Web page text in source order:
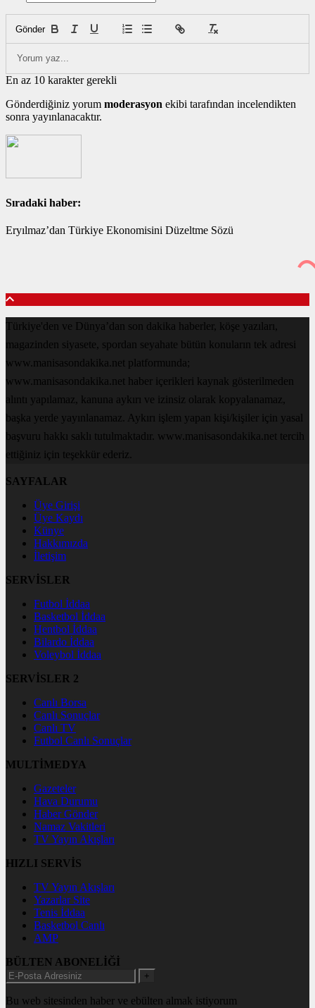
Gönder
En az 10 karakter gerekli
Gönderdiğiniz yorum moderasyon ekibi tarafından incelendikten
sonra yayınlanacaktır.
Sıradaki haber:
Eryılmaz’dan Türkiye Ekonomisini Düzeltme Sözü
Türkiye'den ve Dünya’dan son dakika haberler, köşe yazıları,
magazinden siyasete, spordan seyahate bütün konuların tek adresi
www.manisasondakika.net platformunda;
www.manisasondakika.net haber içerikleri kaynak gösterilmeden
alıntı yapılamaz, kanuna aykırı ve izinsiz olarak kopyalanamaz,
başka yerde yayınlanamaz. Aykırı işlem yapan kişi/kişiler için yasal
başvuru hakkı saklı tutulmaktadır. www.manisasondakika.net tercih
ettiğiniz için teşekkür ederiz.
SAYFALAR
Üye Girişi
Üye Kaydı
Künye
Hakkımızda
İletişim
SERVİSLER
Futbol İddaa
Basketbol İddaa
Hentbol İddaa
Bilardo İddaa
Voleybol İddaa
SERVİSLER 2
Canlı Borsa
Canlı Sonuçlar
Canlı TV
Futbol Canlı Sonuçlar
MULTİMEDYA
Gazeteler
Hava Durumu
Haber Gönder
Namaz Vakitleri
TV Yayın Akışları
HIZLI SERVİS
TV Yayın Akışları
Yazarlar Site
Tenis İddaa
Basketbol Canlı
AMP
BÜLTEN ABONELİĞİ
+
Bu web sitesinden haber ve ebülten almak istiyorum